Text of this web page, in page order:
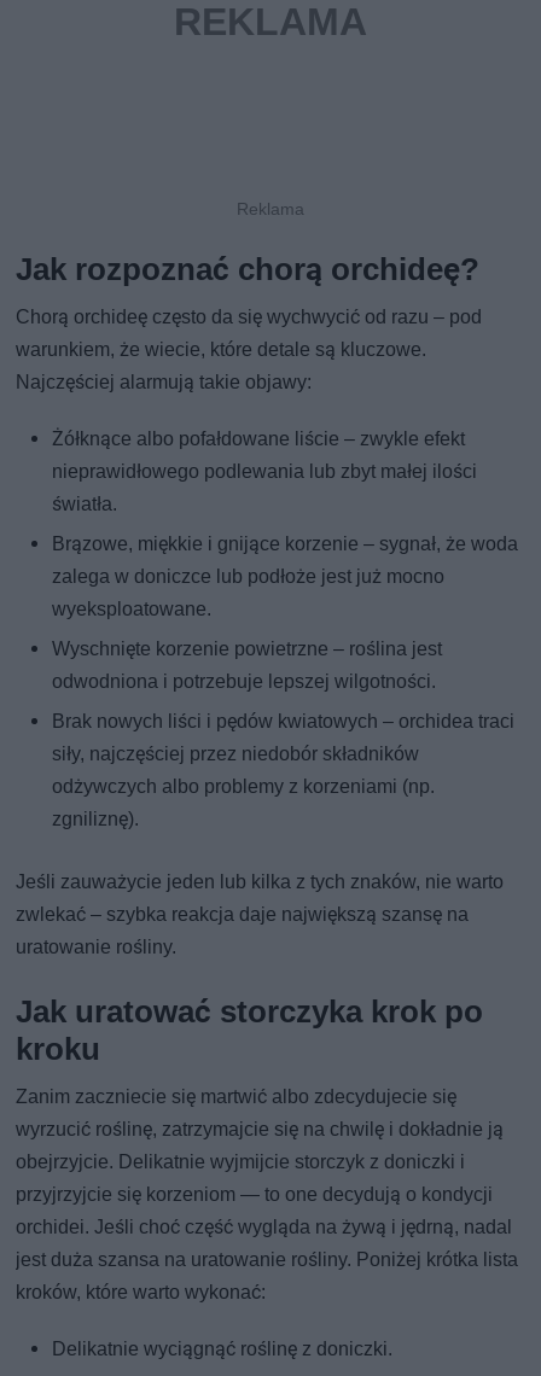
Jak rozpoznać chorą orchideę?
Chorą orchideę często da się wychwycić od razu – pod
warunkiem, że wiecie, które detale są kluczowe.
Najczęściej alarmują takie objawy:
Żółknące albo pofałdowane liście – zwykle efekt
nieprawidłowego podlewania lub zbyt małej ilości
światła.
Brązowe, miękkie i gnijące korzenie – sygnał, że woda
zalega w doniczce lub podłoże jest już mocno
wyeksploatowane.
Wyschnięte korzenie powietrzne – roślina jest
odwodniona i potrzebuje lepszej wilgotności.
Brak nowych liści i pędów kwiatowych – orchidea traci
siły, najczęściej przez niedobór składników
odżywczych albo problemy z korzeniami (np.
zgniliznę).
Jeśli zauważycie jeden lub kilka z tych znaków, nie warto
zwlekać – szybka reakcja daje największą szansę na
uratowanie rośliny.
Jak uratować storczyka krok po
kroku
Zanim zaczniecie się martwić albo zdecydujecie się
wyrzucić roślinę, zatrzymajcie się na chwilę i dokładnie ją
obejrzyjcie. Delikatnie wyjmijcie storczyk z doniczki i
przyjrzyjcie się korzeniom — to one decydują o kondycji
orchidei. Jeśli choć część wygląda na żywą i jędrną, nadal
jest duża szansa na uratowanie rośliny. Poniżej krótka lista
kroków, które warto wykonać:
Delikatnie wyciągnąć roślinę z doniczki.